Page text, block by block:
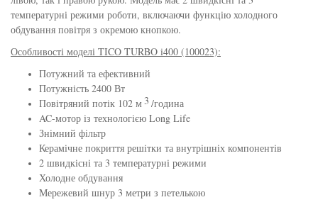
температурні режими роботи, включаючи функцію холодного
обдування повітря з окремою кнопкою.
Особливості моделі TICO TURBO i400 (100023):
Потужний та ефективний
Потужність 2400 Вт
Повітряний потік 102 м 3 /година
AC-мотор із технологією Long Life
Знімний фільтр
Керамічне покриття решітки та внутрішніх компонентів
2 швидкісні та 3 температурні режими
Холодне обдування
Мережевий шнур 3 метри з петелькою
Освітлювальні засоби та окислювачі
Laboratoire Ducastel Subtil Blond
Subtil Beautist – чисте рішення для краси
волосся
Subrina Glow-Plex - Живлення, зволоження
та блиск волосся